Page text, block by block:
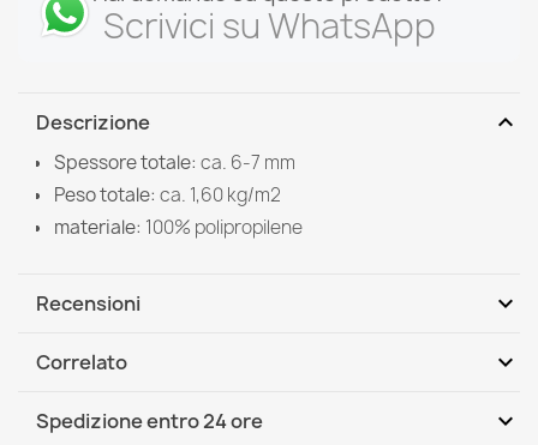
Scrivici su WhatsApp
Descrizione expand_more
Spessore totale: ca. 6-7 mm
Peso totale: ca. 1,60 kg/m2
materiale: 100% polipropilene
Recensioni expand_more
Correlato expand_more
Spedizione entro 24 ore expand_more